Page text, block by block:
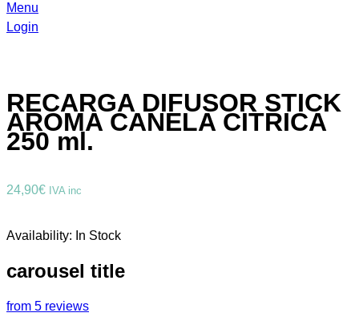
Menu
Login
RECARGA DIFUSOR STICK
AROMA CANELA CITRICA
250 ml.
24,90€ IVA inc
Availability: In Stock
carousel title
from 5 reviews